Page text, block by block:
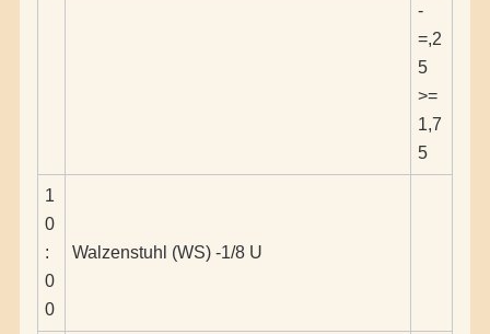
-
=,2
5
>=
1,7
5
1
0
:
0
0
Walzenstuhl (WS) -1/8 U